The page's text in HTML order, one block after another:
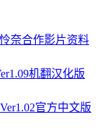
奈合作影片资料
机翻汉化版
官方中文版